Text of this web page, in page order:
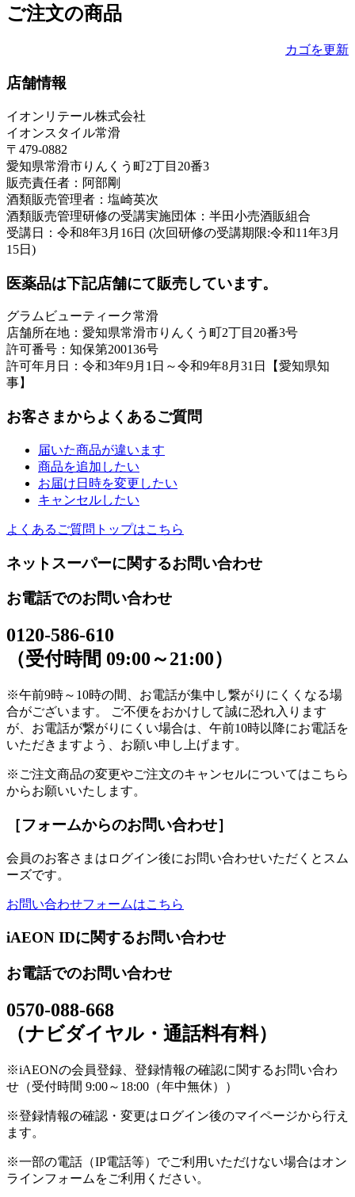
ご注文の商品
カゴを更新
店舗情報
イオンリテール株式会社
イオンスタイル常滑
〒479-0882
愛知県常滑市りんくう町2丁目20番3
販売責任者：阿部剛
酒類販売管理者：塩崎英次
酒類販売管理研修の受講実施団体：半田小売酒販組合
受講日：令和8年3月16日 (次回研修の受講期限:令和11年3月
15日)
医薬品は下記店舗にて販売しています。
グラムビューティーク常滑
店舗所在地：愛知県常滑市りんくう町2丁目20番3号
許可番号：知保第200136号
許可年月日：令和3年9月1日～令和9年8月31日【愛知県知
事】
お客さまからよくあるご質問
届いた商品が違います
商品を追加したい
お届け日時を変更したい
キャンセルしたい
よくあるご質問トップはこちら
ネットスーパーに関するお問い合わせ
お電話でのお問い合わせ
0120-586-610
（受付時間 09:00～21:00）
※午前9時～10時の間、お電話が集中し繋がりにくくなる場
合がございます。 ご不便をおかけして誠に恐れ入ります
が、お電話が繋がりにくい場合は、午前10時以降にお電話を
いただきますよう、お願い申し上げます。
※ご注文商品の変更やご注文のキャンセルについてはこちら
からお願いいたします。
［フォームからのお問い合わせ］
会員のお客さまはログイン後にお問い合わせいただくとスム
ーズです。
お問い合わせフォームはこちら
iAEON IDに関するお問い合わせ
お電話でのお問い合わせ
0570-088-668
（ナビダイヤル・通話料有料）
※iAEONの会員登録、登録情報の確認に関するお問い合わ
せ（受付時間 9:00～18:00（年中無休））
※登録情報の確認・変更はログイン後のマイページから行え
ます。
※一部の電話（IP電話等）でご利用いただけない場合はオン
ラインフォームをご利用ください。